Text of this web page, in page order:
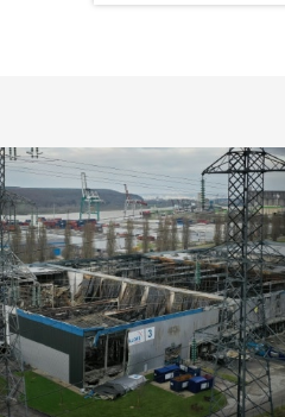
IMPRIMER